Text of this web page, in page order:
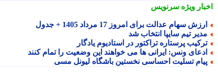
ویژهسرنویس
سهام عدالت برای امروز 17 مرداد 1405 + جدول
تیم سایپا انتخاب شد
پرستاره تراکتور در استادیوم یادگار
ونس: ایرانی ها می خواهند این وضعیت را تمام کنند
تسلیت احساسی نخستین باشگاه لیونل مسی